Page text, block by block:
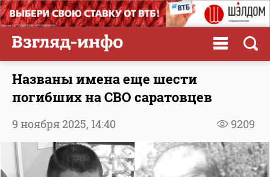
Названы имена еще шести
погибших на СВО саратовцев
9209
9 ноября 2025, 14:40